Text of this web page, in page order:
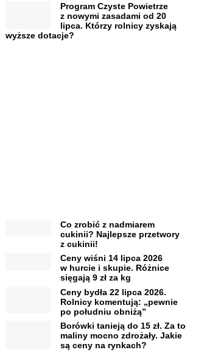
Program Czyste Powietrze
z nowymi zasadami od 20
lipca. Którzy rolnicy zyskają
wyższe dotacje?
Co zrobić z nadmiarem
cukinii? Najlepsze przetwory
z cukinii!
Ceny wiśni 14 lipca 2026
w hurcie i skupie. Różnice
sięgają 9 zł za kg
Ceny bydła 22 lipca 2026.
Rolnicy komentują: „pewnie
po południu obniżą”
Borówki tanieją do 15 zł. Za to
maliny mocno zdrożały. Jakie
są ceny na rynkach?